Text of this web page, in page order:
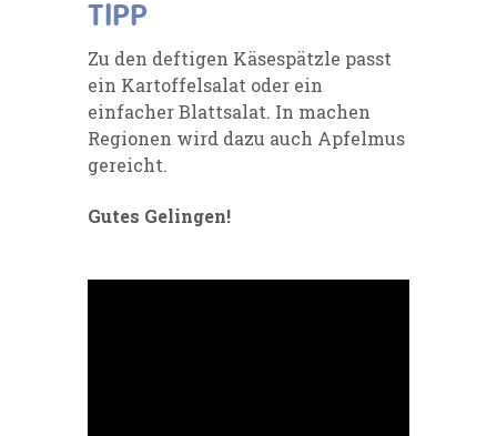
TIPP
Zu den deftigen Käsespätzle passt
ein Kartoffelsalat oder ein
einfacher Blattsalat. In machen
Regionen wird dazu auch Apfelmus
gereicht.
Gutes Gelingen!